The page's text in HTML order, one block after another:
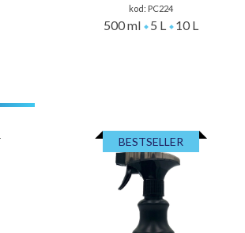
kod: PC224
500 ml 5 L 10 L
BESTSELLER